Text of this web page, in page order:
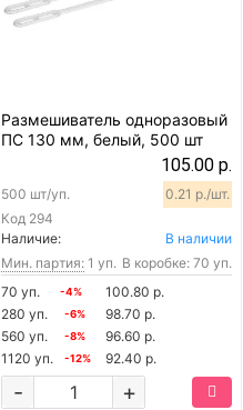
Размешиватель одноразовый
ПС 130 мм, белый, 500 шт
105.00 р.
Код 294
500 шт/уп. 0.21 р./шт.
Наличие:
В наличии
Мин. партия: 1 уп. В коробке: 70 уп.
70 уп.
-4%
100.80 р.
280 уп.
-6%
98.70 р.
560 уп.
-8%
96.60 р.
1120 уп.
-12% 92.40 р.
+
-